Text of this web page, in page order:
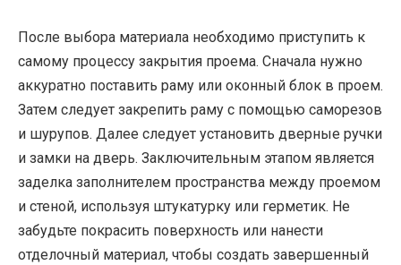
После выбора материала необходимо приступить к
самому процессу закрытия проема. Сначала нужно
аккуратно поставить раму или оконный блок в проем.
Затем следует закрепить раму с помощью саморезов
и шурупов. Далее следует установить дверные ручки
и замки на дверь. Заключительным этапом является
заделка заполнителем пространства между проемом
и стеной, используя штукатурку или герметик. Не
забудьте покрасить поверхность или нанести
отделочный материал, чтобы создать завершенный